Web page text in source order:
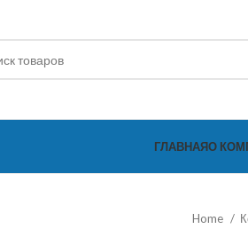
ГЛАВНАЯО
Home